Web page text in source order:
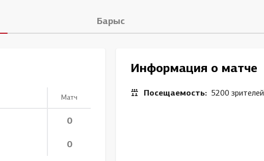
Адмирал
Барыс
Матч
0
0
Информация о матче
Посещаемость: 5200 зрителей